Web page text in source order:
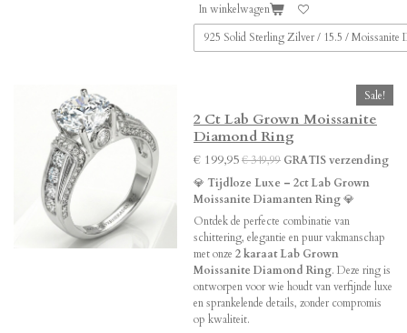
In winkelwagen
Sale!
2 Ct Lab Grown Moissanite
Diamond Ring
€ 199,95€ 349,99 GRATIS verzending
💎 Tijdloze Luxe – 2ct Lab Grown
Moissanite Diamanten Ring💎
Ontdek de perfecte combinatie van
schittering, elegantie en puur vakmanschap
met onze 2 karaat Lab Grown
Moissanite Diamond Ring. Deze ring is
ontworpen voor wie houdt van verfijnde luxe
en sprankelende details, zonder compromis
op kwaliteit.